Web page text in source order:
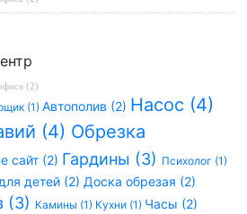
(2)
(1) Автополив (2) Насос (4)
(4) Обрезка
сайт (2) Гардины (3) Психолог (1)
детей (2) Доска обрезая (2)
(3) Камины (1) Кухни (1) Часы (2)